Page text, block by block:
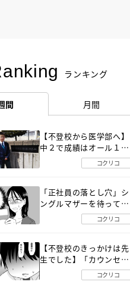
ランキング
間 月間
【不登校から医学部へ】
中２で成績はオール１
「昼夜逆転」したわが子
を”夜遊び”に連れ出した
コクリコ
「正社員の落とし穴」シ
ングルマザーを待ってい
た“魔の２年間”【後編】
コクリコ
【不登校のきっかけは先
生でした】「カウンセリ
ングの時間」生徒の情報
をバラしたのは…《第２
コクリコ